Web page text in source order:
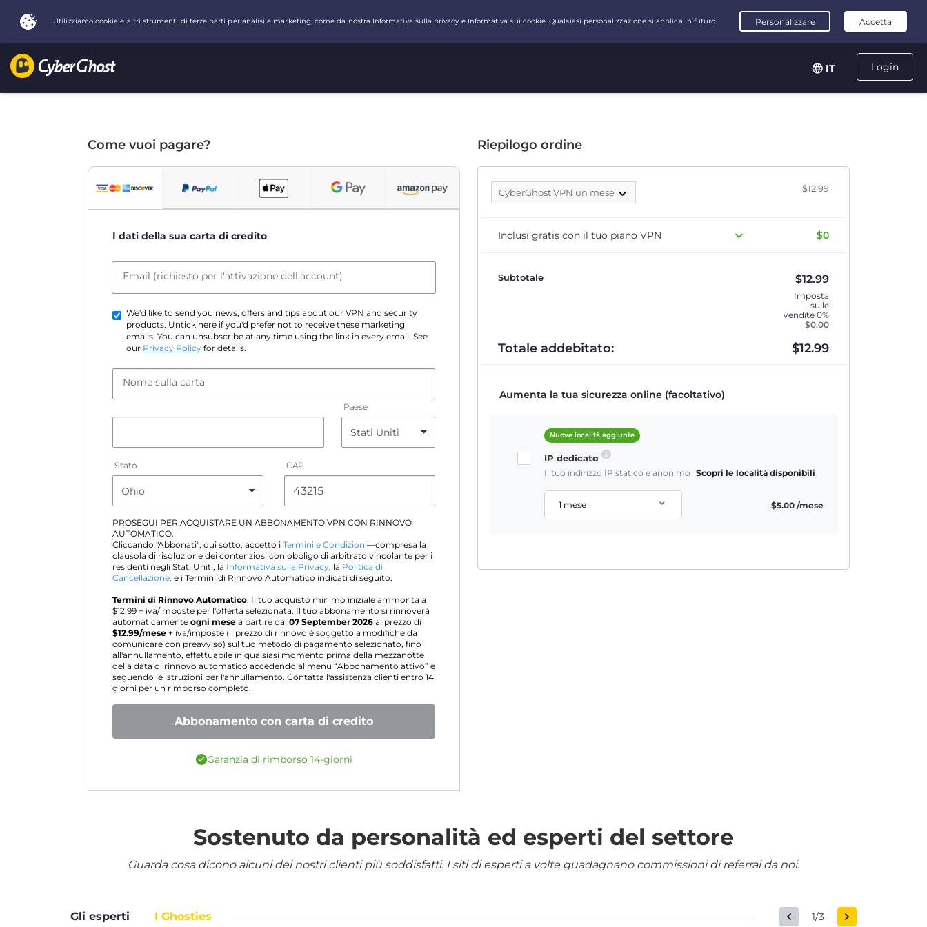
Login
IT
Come vuoi pagare?
I dati della sua carta di credito
Email (richiesto per l'attivazione dell'account)
We'd like to send you news, offers and tips about our VPN and security
products. Untick here if you'd prefer not to receive these marketing
emails. You can unsubscribe at any time using the link in every email. See
our Privacy Policy for details.
Nome sulla carta
Paese
Stato CAP
PROSEGUI PER ACQUISTARE UN ABBONAMENTO VPN CON RINNOVO
AUTOMATICO.
Cliccando "Abbonati"; qui sotto, accetto i Termini e Condizioni—compresa la
clausola di risoluzione dei contenziosi con obbligo di arbitrato vincolante per i
residenti negli Stati Uniti; la Informativa sulla Privacy, la Politica di
Cancellazione, e i Termini di Rinnovo Automatico indicati di seguito.
Termini di Rinnovo Automatico: Il tuo acquisto minimo iniziale ammonta a
$12.99 + iva/imposte per l'offerta selezionata. Il tuo abbonamento si rinnoverà
automaticamente ogni mese a partire dal 07 September 2026 al prezzo di
$12.99/mese + iva/imposte (il prezzo di rinnovo è soggetto a modifiche da
comunicare con preavviso) sul tuo metodo di pagamento selezionato, fino
all'annullamento, effettuabile in qualsiasi momento prima della mezzanotte
della data di rinnovo automatico accedendo al menu “Abbonamento attivo” e
seguendo le istruzioni per l'annullamento. Contatta l'assistenza clienti entro 14
giorni per un rimborso completo.
Abbonamento con carta di credito
Garanzia di rimborso 14-giorni
Riepilogo ordine
CyberGhost VPN un mese $12.99
Inclusi gratis con il tuo piano VPN $0
Subtotale $12.99
Imposta
sulle
vendite 0%
$0.00
Totale addebitato: $12.99
Aumenta la tua sicurezza online (facoltativo)
Nuove località aggiunte
IP dedicato
Il tuo indirizzo IP statico e anonimo Scopri le località disponibili
1 mese $5.00 /mese
Sostenuto da personalità ed esperti del settore
Guarda cosa dicono alcuni dei nostri clienti più soddisfatti. I siti di esperti a volte guadagnano commissioni di referral da noi.
Gli esperti I Ghosties 1/3